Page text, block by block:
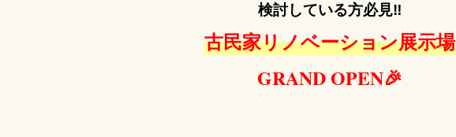
検討している方必見‼
古民家リノベーション展示場
GRAND OPEN🎉